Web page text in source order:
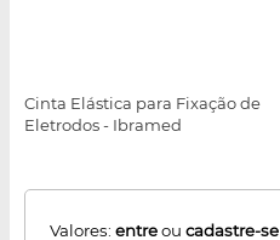
Cinta Elástica para Fixação de
Eletrodos - Ibramed
Valores: entreou cadastre-se